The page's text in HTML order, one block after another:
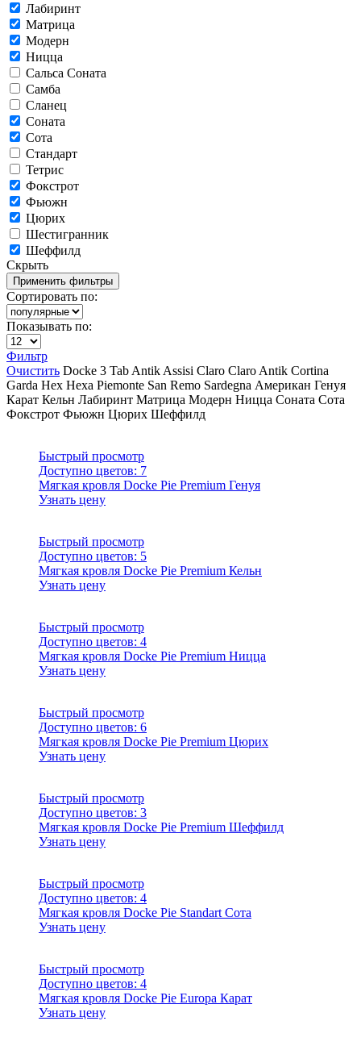
Лабиринт
Матрица
Модерн
Ницца
Сальса Соната
Самба
Сланец
Соната
Сота
Стандарт
Тетрис
Фокстрот
Фьюжн
Цюрих
Шестигранник
Шеффилд
Скрыть
Сортировать по:
Показывать по:
Фильтр
Очистить Docke 3 Tab Antik Assisi Claro Claro Antik Cortina
Garda Hex Hexa Piemonte San Remo Sardegna Американ Генуя
Карат Кельн Лабиринт Матрица Модерн Ницца Соната Сота
Фокстрот Фьюжн Цюрих Шеффилд
Быстрый просмотр
Доступно цветов: 7
Мягкая кровля Docke Pie Premium Генуя
Узнать цену
Быстрый просмотр
Доступно цветов: 5
Мягкая кровля Docke Pie Premium Кельн
Узнать цену
Быстрый просмотр
Доступно цветов: 4
Мягкая кровля Docke Pie Premium Ницца
Узнать цену
Быстрый просмотр
Доступно цветов: 6
Мягкая кровля Docke Pie Premium Цюрих
Узнать цену
Быстрый просмотр
Доступно цветов: 3
Мягкая кровля Docke Pie Premium Шеффилд
Узнать цену
Быстрый просмотр
Доступно цветов: 4
Мягкая кровля Docke Pie Standart Сота
Узнать цену
Быстрый просмотр
Доступно цветов: 4
Мягкая кровля Docke Pie Europa Карат
Узнать цену